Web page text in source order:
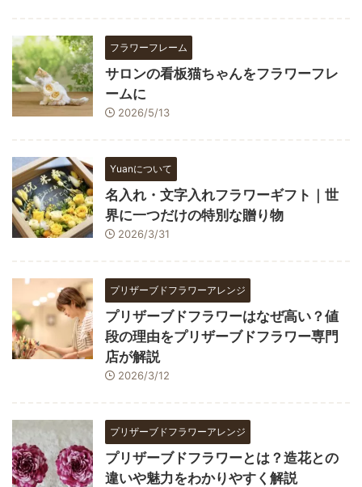
フラワーフレーム
サロンの看板猫ちゃんをフラワーフレ
ームに
2026/5/13
Yuanについて
名入れ・文字入れフラワーギフト｜世
界に一つだけの特別な贈り物
2026/3/31
プリザーブドフラワーアレンジ
プリザーブドフラワーはなぜ高い？値
段の理由をプリザーブドフラワー専門
店が解説
2026/3/12
プリザーブドフラワーアレンジ
プリザーブドフラワーとは？造花との
違いや魅力をわかりやすく解説